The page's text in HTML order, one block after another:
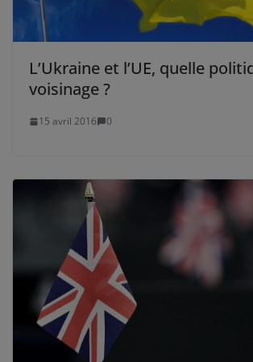
L’Ukraine et l’UE, quelle
voisinage ?
15 avril 2016 0